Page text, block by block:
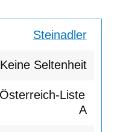
Steinadler
Keine Seltenheit
A